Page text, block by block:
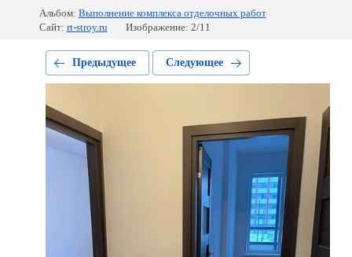
Альбом: Выполнение комплекса отделочных работ
Сайт: rt-stroy.ru Изображение: 2/11
Предыдущее Следующее